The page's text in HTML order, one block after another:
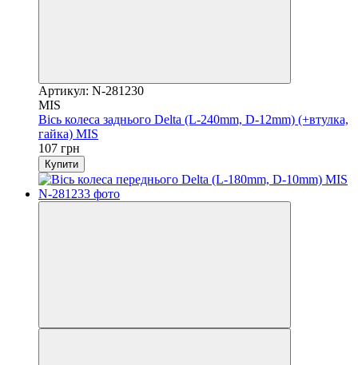
Артикул: N-281230
MIS
Вісь колеса заднього Delta (L-240mm, D-12mm) (+втулка,
гайка) MIS
107 грн
Купити